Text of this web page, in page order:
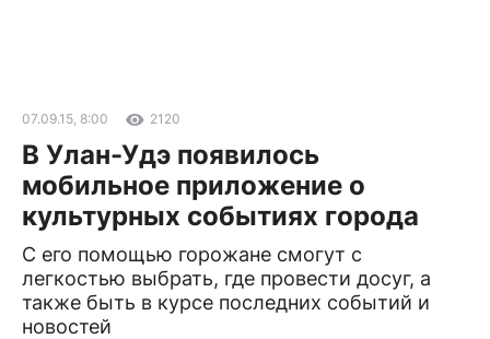
07.09.15, 8:00 2120
В Улан-Удэ появилось
мобильное приложение о
культурных событиях города
С его помощью горожане смогут с
легкостью выбрать, где провести досуг, а
также быть в курсе последних событий и
новостей